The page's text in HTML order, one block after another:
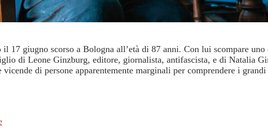
17 giugno scorso a Bologna all’età di 87 anni. Con lui scompare
di Leone Ginzburg, editore, giornalista, antifascista, e di Natalia
di persone apparentemente marginali per comprendere i